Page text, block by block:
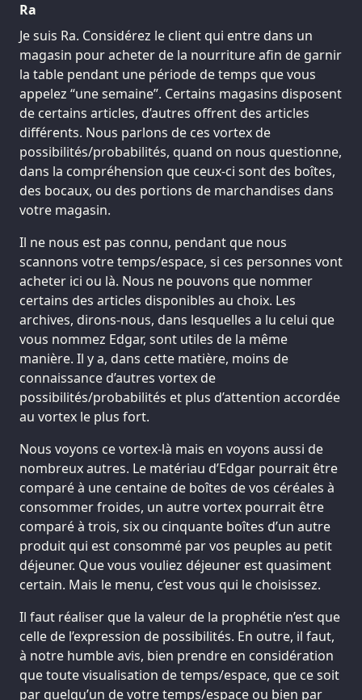
Ra
Je suis Ra. Considérez le client qui entre dans un
magasin pour acheter de la nourriture afin de garnir
la table pendant une période de temps que vous
appelez “une semaine”. Certains magasins disposent
de certains articles, d’autres offrent des articles
différents. Nous parlons de ces vortex de
possibilités/probabilités, quand on nous questionne,
dans la compréhension que ceux-ci sont des boîtes,
des bocaux, ou des portions de marchandises dans
votre magasin.
Il ne nous est pas connu, pendant que nous
scannons votre temps/espace, si ces personnes vont
acheter ici ou là. Nous ne pouvons que nommer
certains des articles disponibles au choix. Les
archives, dirons-nous, dans lesquelles a lu celui que
vous nommez Edgar, sont utiles de la même
manière. Il y a, dans cette matière, moins de
connaissance d’autres vortex de
possibilités/probabilités et plus d’attention accordée
au vortex le plus fort.
Nous voyons ce vortex-là mais en voyons aussi de
nombreux autres. Le matériau d’Edgar pourrait être
comparé à une centaine de boîtes de vos céréales à
consommer froides, un autre vortex pourrait être
comparé à trois, six ou cinquante boîtes d’un autre
produit qui est consommé par vos peuples au petit
déjeuner. Que vous vouliez déjeuner est quasiment
certain. Mais le menu, c’est vous qui le choisissez.
Il faut réaliser que la valeur de la prophétie n’est que
celle de l’expression de possibilités. En outre, il faut,
à notre humble avis, bien prendre en considération
que toute visualisation de temps/espace, que ce soit
par quelqu’un de votre temps/espace ou bien par